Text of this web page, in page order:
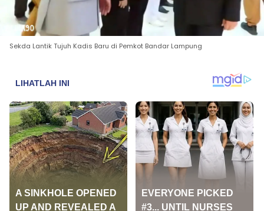
Sekda Lantik Tujuh Kadis Baru di Pemkot Bandar Lampung